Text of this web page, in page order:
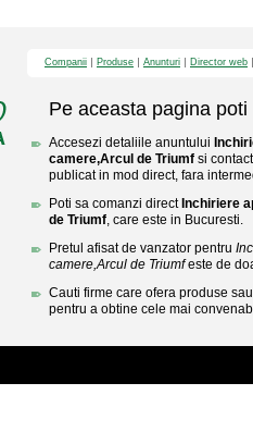
Companii Produse Anunturi Director web
Pe aceasta pagina poti
Accesezi detaliile anuntului
camere,Arcul de Triumf si
publicat in mod direct, fara
Poti sa comanzi direct Inchiriere
de Triumf, care este in Bucuresti.
Pretul afisat de vanzator pentru
camere,Arcul de Triumfeste de
Cauti firme care ofera produse
pentru a obtine cele mai